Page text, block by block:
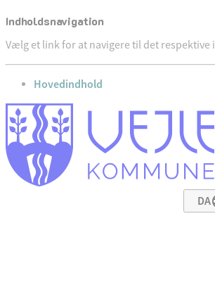
Indholdsnavigation
Vælg et link for at navigere til det respektive
gå til
Hovedindhold
DA